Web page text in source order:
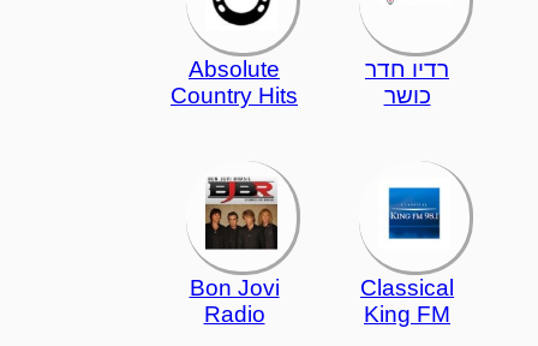
רדיו חדר
כושר
Absolute
Country Hits
Classical
King FM
Bon Jovi
Radio